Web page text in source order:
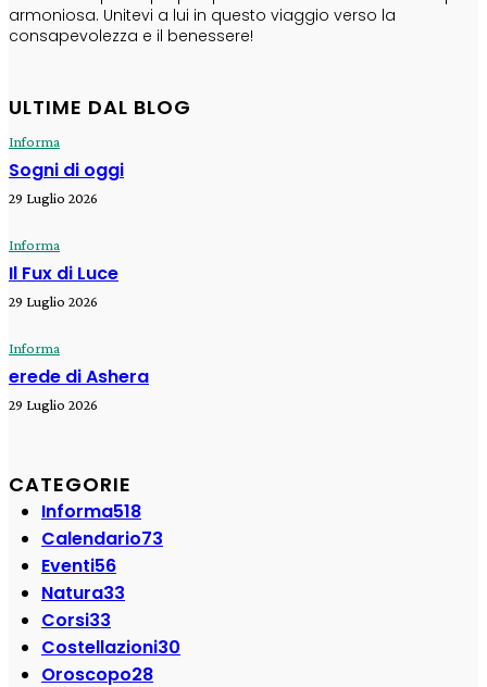
armoniosa. Unitevi a lui in questo viaggio verso la
consapevolezza e il benessere!
ULTIME DAL BLOG
Informa
Sogni di oggi
29 Luglio 2026
Informa
Il Fux di Luce
29 Luglio 2026
Informa
erede di Ashera
29 Luglio 2026
CATEGORIE
Informa518
Calendario73
Eventi56
Natura33
Corsi33
Costellazioni30
Oroscopo28